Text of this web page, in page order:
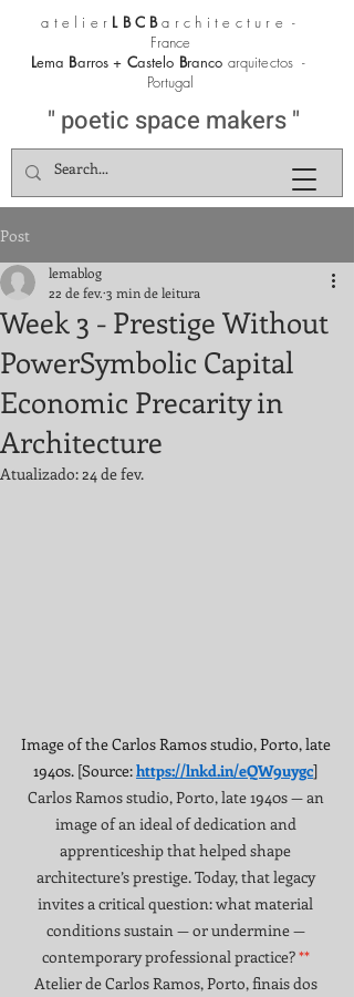
atelier LBCBarchitectur e -
France
Lema Barros + Castelo Branco arquitectos -
Portugal
" poetic space makers "
Post
Week 3 - Prestige Without
PowerSymbolic Capital
Economic Precarity in
Architecture
lemablog
22 de fev. 3 min de leitura
Atualizado:24 de fev.
Image of the Carlos Ramos studio, Porto, late
1940s. [Source: https://lnkd.in/eQW9uygc]
Carlos Ramos studio, Porto, late 1940s — an
image of an ideal of dedication and
apprenticeship that helped shape
architecture’s prestige. Today, that legacy
invites a critical question: what material
conditions sustain — or undermine —
contemporary professional practice? **
Atelier de Carlos Ramos, Porto, finais dos